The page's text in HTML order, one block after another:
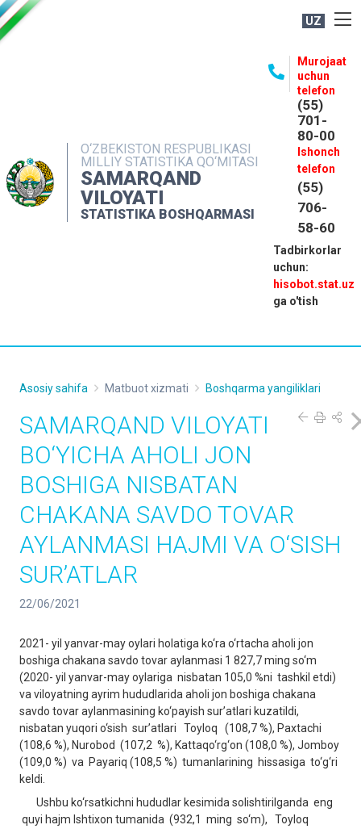
UZ
O‘ZBEKISTON RESPUBLIKASI
MILLIY STATISTIKA QO‘MITASI
SAMARQAND
VILOYATI
STATISTIKA BOSHQARMASI
Murojaat
uchun
telefon
(55)
701-
80-00
Ishonch
telefon
(55)
706-
58-60
Tadbirkorlar
uchun:
hisobot.stat.uz
ga o'tish
MATBUOT XIZMATI
MUROJAATLAR
KONTAKTLAR
Asosiy sahifa Matbuot xizmati Boshqarma yangiliklari
SAMARQAND VILOYATI
BO‘YICHA AHOLI JON
BOSHIGA NISBATAN
CHAKANA SAVDO TOVAR
AYLANMASI HAJMI VA O‘SISH
SUR’ATLAR
22/06/2021
2021- yil yanvar-may oylari holatiga ko‘ra o‘rtacha aholi jon
boshiga chakana savdo tovar aylanmasi 1 827,7 ming so‘m
(2020- yil yanvar-may oylariga nisbatan 105,0 %ni tashkil etdi)
va viloyatning ayrim hududlarida aholi jon boshiga chakana
savdo tovar aylanmasining ko‘payish sur’atlari kuzatildi,
nisbatan yuqori o‘sish sur’atlari Toyloq (108,7 %), Paxtachi
(108,6 %), Nurobod (107,2 %), Kattaqo‘rg‘on (108,0 %), Jomboy
(109,0 %) va Payariq (108,5 %) tumanlarining hissasiga to‘g‘ri
keldi.
Ushbu ko‘rsatkichni hududlar kesimida solishtirilganda eng
quyi hajm Ishtixon tumanida (932,1 ming so‘m), Toyloq